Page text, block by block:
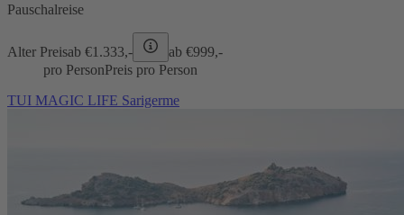
Pauschalreise
Alter Preisab €1.333,- ab €999,-
pro PersonPreis pro Person
TUI MAGIC LIFE Sarigerme